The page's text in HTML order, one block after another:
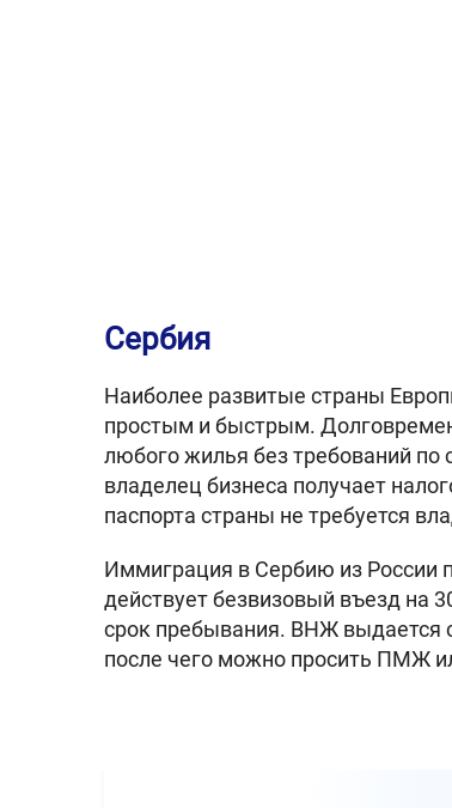
Сербия
Наиболее развитые страны
простым и быстрым.
любого жилья без требований по
владелец бизнеса получает
паспорта страны не требуется
Иммиграция в Сербию из России
действует безвизовый въезд на
срок пребывания. ВНЖ выдается
после чего можно просить ПМЖ